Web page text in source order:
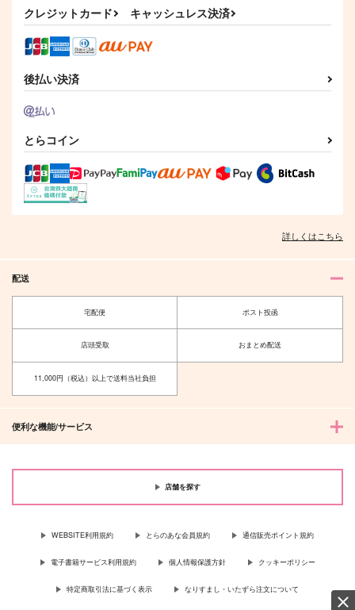
クレジットカード キャッシュレス決済
後払い決済
とらコイン
詳しくはこちら
配送
宅配便 ポスト投函
店頭受取 おまとめ配送
11,000円（税込）以上で送料当社負担
便利な機能/サービス
店舗を探す
WEBSITE利用規約 とらのあな会員規約 通信販売ポイント規約
電子書籍サービス利用規約 個人情報保護方針 クッキーポリシー
特定商取引法に基づく表示 なりすまし・いたずら注文について